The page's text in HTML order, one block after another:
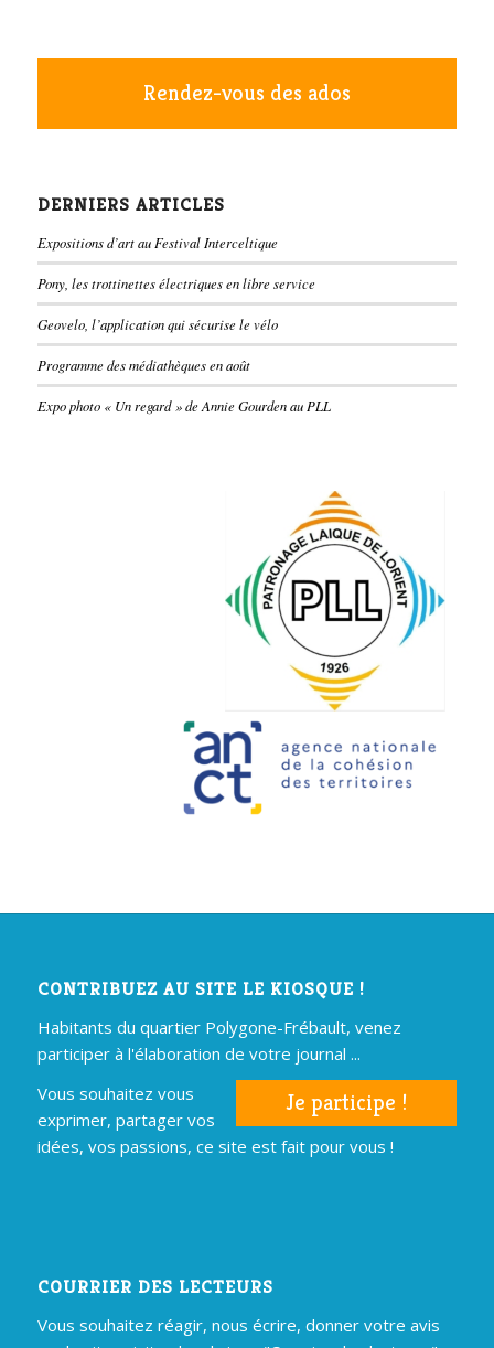
Rendez-vous des ados
DERNIERS ARTICLES
Expositions d’art au Festival Interceltique
Pony, les trottinettes électriques en libre service
Geovelo, l’application qui sécurise le vélo
Programme des médiathèques en août
Expo photo « Un regard » de Annie Gourden au PLL
CONTRIBUEZ AU SITE LE KIOSQUE !
Habitants du quartier Polygone-Frébault, venez
participer à l'élaboration de votre journal ...
Je participe !
Vous souhaitez vous
exprimer, partager vos
idées, vos passions, ce site est fait pour vous !
COURRIER DES LECTEURS
Vous souhaitez réagir, nous écrire, donner votre avis